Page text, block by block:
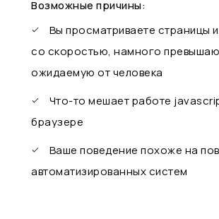
Возможные причины:
Вы просматриваете страницы и
со скоростью, намного
ожидаемую от человека
Что-то мешает работе
браузере
Ваше поведение похоже на
автоматизированных систем